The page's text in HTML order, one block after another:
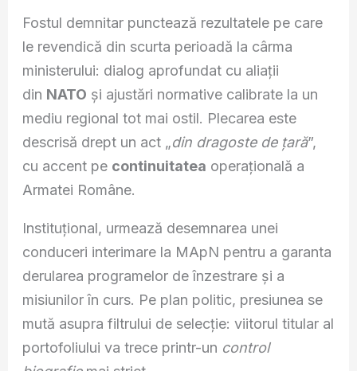
Fostul demnitar punctează rezultatele pe care
le revendică din scurta perioadă la cârma
ministerului: dialog aprofundat cu aliații
din NATO și ajustări normative calibrate la un
mediu regional tot mai ostil. Plecarea este
descrisă drept un act „din dragoste de țară”,
cu accent pe continuitatea operațională a
Armatei Române.
Instituțional, urmează desemnarea unei
conduceri interimare la MApN pentru a garanta
derularea programelor de înzestrare și a
misiunilor în curs. Pe plan politic, presiunea se
mută asupra filtrului de selecție: viitorul titular al
portofoliului va trece printr-un control